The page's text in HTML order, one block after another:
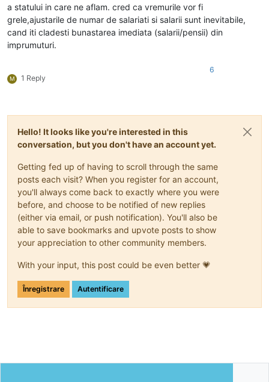
a statului in care ne aflam. cred ca vremurile vor fi
grele,ajustarile de numar de salariati si salarii sunt inevitabile,
cand iti cladesti bunastarea imediata (salarii/pensii) din
imprumuturi.
M 1 Reply
6
Hello! It looks like you're interested in this
conversation, but you don't have an account yet.
Getting fed up of having to scroll through the same
posts each visit? When you register for an account,
you'll always come back to exactly where you were
before, and choose to be notified of new replies
(either via email, or push notification). You'll also be
able to save bookmarks and upvote posts to show
your appreciation to other community members.
With your input, this post could be even better 💗
Înregistrare Autentificare